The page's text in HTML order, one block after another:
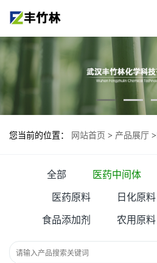
您当前的位置： 网站首页 > 产品展厅 >
全部 医药中间体
医药原料 日化原料
食品添加剂 农用原料